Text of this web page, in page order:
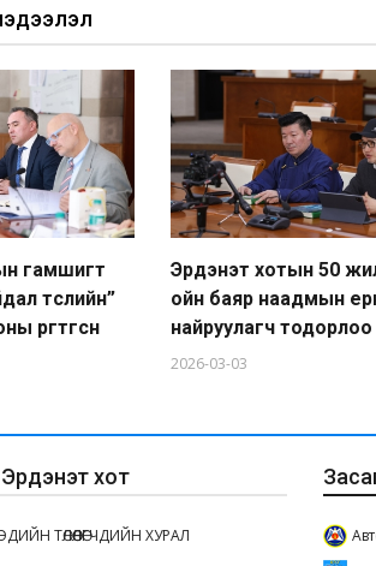
гамшигт
төслийн”
өргөтгөсөн
Эрдэнэт хотын 50
ойн баяр наадмын
найруулагч тодорлоо
2026-03-03
хот
ТӨЛӨӨЛӨГЧДИЙН ХУРАЛ